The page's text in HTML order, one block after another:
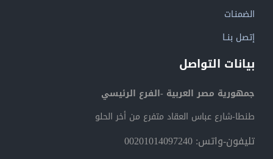
الضمنـات
إتصل بنــا
بيانات التواصل
جمهورية مصر العربية -الفرع الرئيسي
طنطا-شارع عباس العقاد متفرع من أخر الحلو
تليفون-واتس: 00201014097240